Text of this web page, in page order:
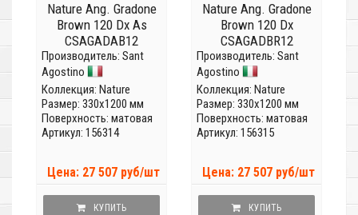
Nature Ang. Gradone
Brown 120 Dx As
CSAGADAB12
Производитель: Sant
Agostino
Коллекция: Nature
Размер: 330x1200 мм
Поверхность: матовая
Артикул: 156314
Цена: 27 507 руб/шт
КУПИТЬ
Nature Ang. Gradone
Brown 120 Dx
CSAGADBR12
Производитель: Sant
Agostino
Коллекция: Nature
Размер: 330x1200 мм
Поверхность: матовая
Артикул: 156315
Цена: 27 507 руб/шт
КУПИТЬ